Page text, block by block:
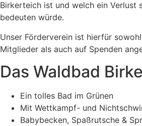
Birkerteich ist und welch ein Verlust
bedeuten würde.
Unser Förderverein ist hierfür
Mitglieder als auch auf Spenden
Das Waldbad
Ein tolles Bad im Grünen
Mit Wettkampf- und
Babybecken, Spaßrutsche &